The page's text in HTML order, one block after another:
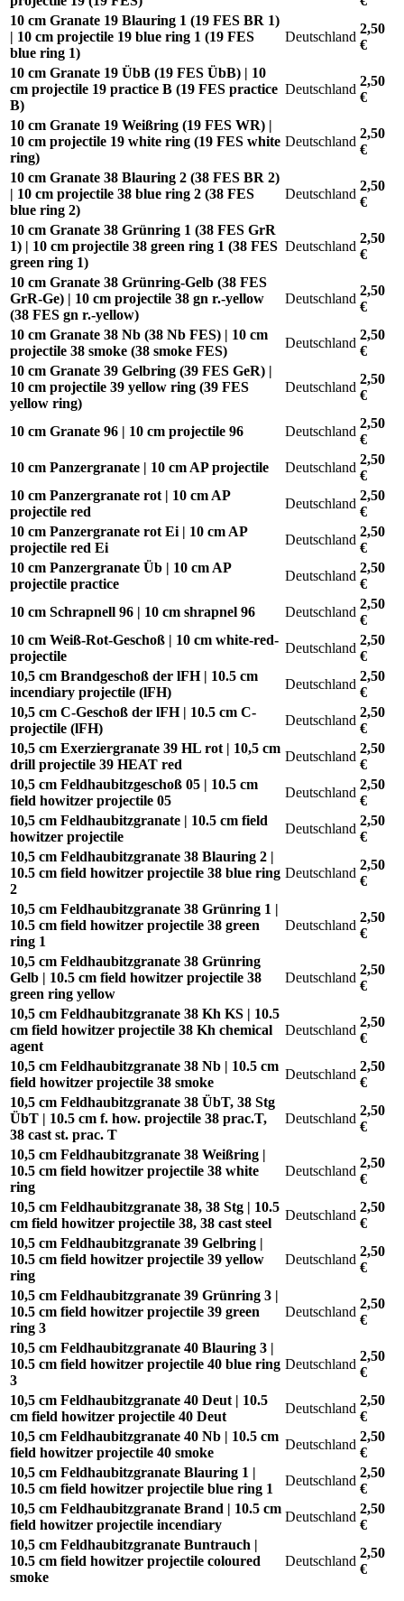
10 cm Granate 19 Blauring 1 (19 FES BR 1)
| 10 cm projectile 19 blue ring 1 (19 FES
blue ring 1)
Deutschland
2,50
€
10 cm Granate 19 ÜbB (19 FES ÜbB) | 10
cm projectile 19 practice B (19 FES practice
B)
Deutschland
2,50
€
10 cm Granate 19 Weißring (19 FES WR) |
10 cm projectile 19 white ring (19 FES white
ring)
Deutschland
2,50
€
10 cm Granate 38 Blauring 2 (38 FES BR 2)
| 10 cm projectile 38 blue ring 2 (38 FES
blue ring 2)
Deutschland
2,50
€
10 cm Granate 38 Grünring 1 (38 FES GrR
1) | 10 cm projectile 38 green ring 1 (38 FES
green ring 1)
Deutschland
2,50
€
10 cm Granate 38 Grünring-Gelb (38 FES
GrR-Ge) | 10 cm projectile 38 gn r.-yellow
(38 FES gn r.-yellow)
Deutschland
2,50
€
10 cm Granate 38 Nb (38 Nb FES) | 10 cm
projectile 38 smoke (38 smoke FES)
Deutschland
2,50
€
10 cm Granate 39 Gelbring (39 FES GeR) |
10 cm projectile 39 yellow ring (39 FES
yellow ring)
Deutschland
2,50
€
10 cm Granate 96 | 10 cm projectile 96 Deutschland
2,50
€
10 cm Panzergranate | 10 cm AP projectile
Deutschland
2,50
€
10 cm Panzergranate rot | 10 cm AP
projectile red
Deutschland
2,50
€
10 cm Panzergranate rot Ei | 10 cm AP
projectile red Ei
Deutschland
2,50
€
10 cm Panzergranate Üb | 10 cm AP
projectile practice
Deutschland
2,50
€
10 cm Schrapnell 96 | 10 cm shrapnel 96
Deutschland
2,50
€
10 cm Weiß-Rot-Geschoß | 10 cm white-red-
projectile
Deutschland
2,50
€
10,5 cm Brandgeschoß der lFH | 10.5 cm
incendiary projectile (lFH)
Deutschland
2,50
€
10,5 cm C-Geschoß der lFH | 10.5 cm C-
projectile (lFH)
Deutschland
2,50
€
10,5 cm Exerziergranate 39 HL rot | 10,5 cm
drill projectile 39 HEAT red
Deutschland
2,50
€
10,5 cm Feldhaubitzgeschoß 05 | 10.5 cm
field howitzer projectile 05
Deutschland
2,50
€
10,5 cm Feldhaubitzgranate | 10.5 cm field
howitzer projectile
Deutschland
2,50
€
10,5 cm Feldhaubitzgranate 38 Blauring 2 |
10.5 cm field howitzer projectile 38 blue ring
2
Deutschland
2,50
€
10,5 cm Feldhaubitzgranate 38 Grünring 1 |
10.5 cm field howitzer projectile 38 green
ring 1
Deutschland
2,50
€
10,5 cm Feldhaubitzgranate 38 Grünring
Gelb | 10.5 cm field howitzer projectile 38
green ring yellow
Deutschland
2,50
€
10,5 cm Feldhaubitzgranate 38 Kh KS | 10.5
cm field howitzer projectile 38 Kh chemical
agent
Deutschland
2,50
€
10,5 cm Feldhaubitzgranate 38 Nb | 10.5 cm
field howitzer projectile 38 smoke
Deutschland
2,50
€
10,5 cm Feldhaubitzgranate 38 ÜbT, 38 Stg
ÜbT | 10.5 cm f. how. projectile 38 prac.T,
38 cast st. prac. T
Deutschland
2,50
€
10,5 cm Feldhaubitzgranate 38 Weißring |
10.5 cm field howitzer projectile 38 white
ring
Deutschland
2,50
€
10,5 cm Feldhaubitzgranate 38, 38 Stg | 10.5
cm field howitzer projectile 38, 38 cast steel
Deutschland
2,50
€
10,5 cm Feldhaubitzgranate 39 Gelbring |
10.5 cm field howitzer projectile 39 yellow
ring
Deutschland
2,50
€
10,5 cm Feldhaubitzgranate 39 Grünring 3 |
10.5 cm field howitzer projectile 39 green
ring 3
Deutschland
2,50
€
10,5 cm Feldhaubitzgranate 40 Blauring 3 |
10.5 cm field howitzer projectile 40 blue ring
3
Deutschland
2,50
€
10,5 cm Feldhaubitzgranate 40 Deut | 10.5
cm field howitzer projectile 40 Deut
Deutschland
2,50
€
10,5 cm Feldhaubitzgranate 40 Nb | 10.5 cm
field howitzer projectile 40 smoke
Deutschland
2,50
€
10,5 cm Feldhaubitzgranate Blauring 1 |
10.5 cm field howitzer projectile blue ring 1
Deutschland
2,50
€
10,5 cm Feldhaubitzgranate Brand | 10.5 cm
field howitzer projectile incendiary
Deutschland
2,50
€
10,5 cm Feldhaubitzgranate Buntrauch |
10.5 cm field howitzer projectile coloured
smoke
Deutschland
2,50
€